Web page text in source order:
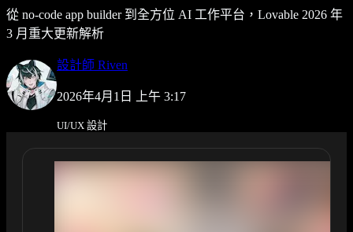
從 no-code app builder 到全方位 AI 工作平台，Lovable 2026 年
3 月重大更新解析
設計師 Riven
2026年4月1日 上午 3:17
UI/UX 設計